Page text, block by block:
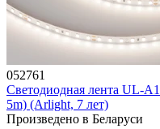
052761
Светодиодная лента UL-
5m) (Arlight, 7 лет)
Произведено в Беларуси